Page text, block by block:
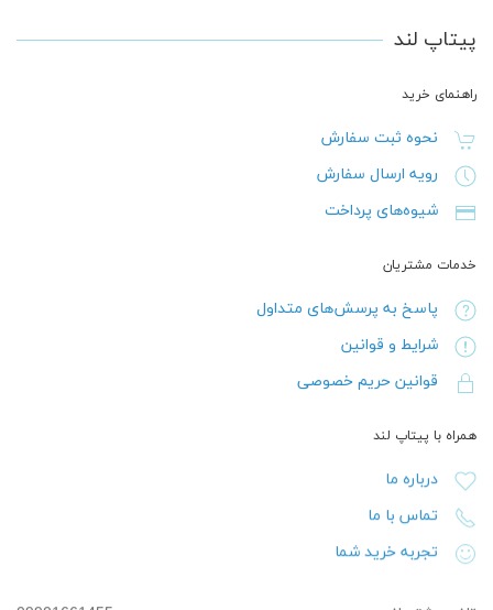
پیتاپ لند
راهنمای خرید
نحوه ثبت سفارش
رویه ارسال سفارش
شیوه‌های پرداخت
خدمات مشتریان
پاسخ به پرسش‌های متداول
شرایط و قوانین
قوانین حریم خصوصی
همراه با پیتاپ لند
درباره ما
تماس با ما
تجربه خرید شما